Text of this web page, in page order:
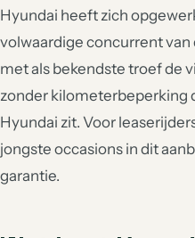
Hyundai heeft zich
volwaardige concurrent van
met als bekendste troef de
zonder kilometerbeperking
Hyundai zit. Voor
jongste occasions in dit
garantie.